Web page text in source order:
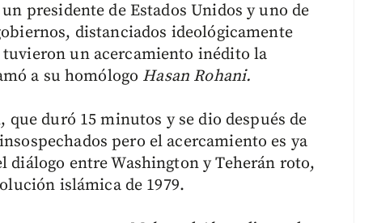
presidente de Estados Unidos y uno de
distanciados ideológicamente
tuvieron un acercamiento inédito la
a su homólogo Hasan Rohani.
duró 15 minutos y se dio después de
pero el acercamiento es ya
entre Washington y Teherán roto,
islámica de 1979.